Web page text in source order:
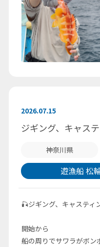
2026.07.15
ジギング、キャス
神奈川県
遊漁船 松
🎣ジギング、キャスティ
開始から
船の周りでサワラがボン